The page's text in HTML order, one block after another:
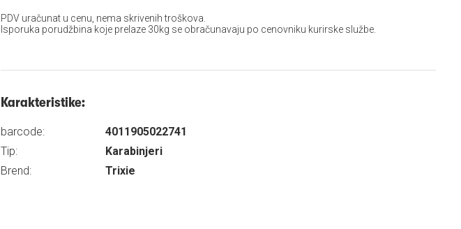
PDV uračunat u cenu, nema skrivenih troškova.
Isporuka porudžbina koje prelaze 30kg se obračunavaju po cenovniku kurirske službe.
Karakteristike:
barcode:
4011905022741
Tip:
Karabinjeri
Brend:
Trixie